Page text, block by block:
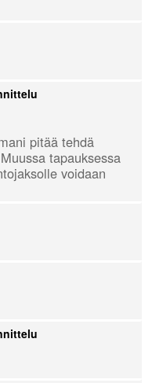
pitää tehdä
tapauksessa
voidaan